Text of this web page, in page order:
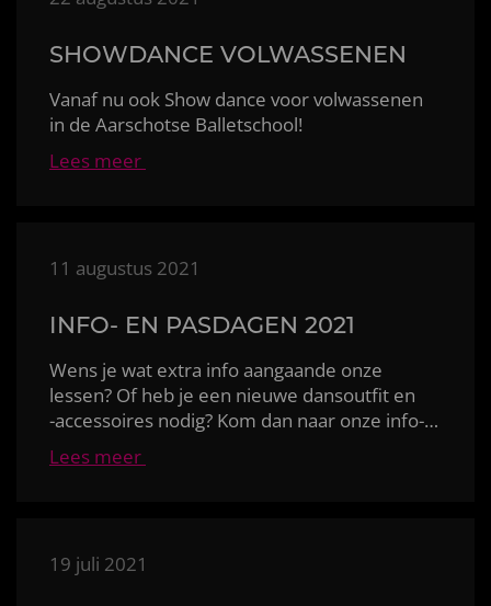
SHOWDANCE VOLWASSENEN
Vanaf nu ook Show dance voor volwassenen
in de Aarschotse Balletschool!
Lees meer
11 augustus 2021
INFO- EN PASDAGEN 2021
Wens je wat extra info aangaande onze
lessen? Of heb je een nieuwe dansoutfit en
-accessoires nodig? Kom dan naar onze info- en
Lees meer
19 juli 2021